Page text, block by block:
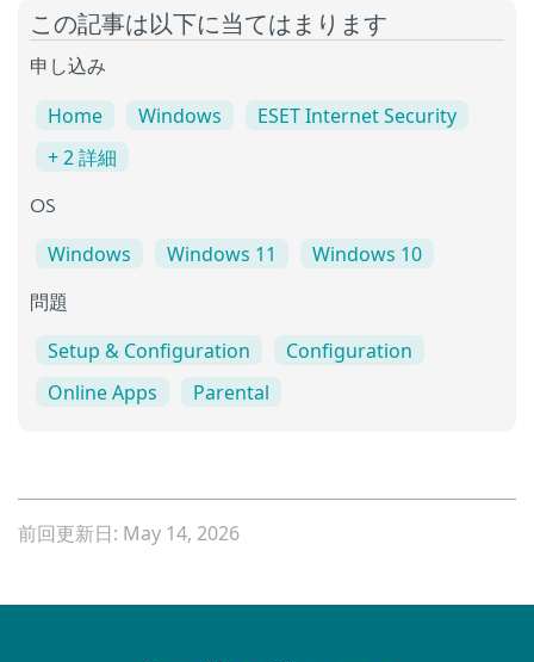
この記事は以下に当てはまります
申し込み
Home Windows
ESET Internet Security
+ 2 詳細
OS
Windows Windows 11 Windows 10
問題
Setup & Configuration
Configuration
Online Apps
Parental
前回更新日: May 14, 2026